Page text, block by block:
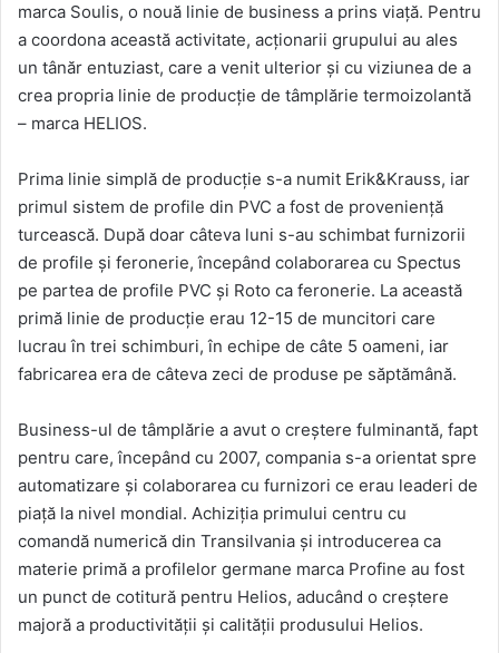
marca Soulis, o nouă linie de business a prins viață. Pentru
a coordona această activitate, acționarii grupului au ales
un tânăr entuziast, care a venit ulterior și cu viziunea de a
crea propria linie de producție de tâmplărie termoizolantă
– marca HELIOS.
Prima linie simplă de producție s-a numit Erik&Krauss, iar
primul sistem de profile din PVC a fost de proveniență
turcească. După doar câteva luni s-au schimbat furnizorii
de profile și feronerie, începând colaborarea cu Spectus
pe partea de profile PVC și Roto ca feronerie. La această
primă linie de producție erau 12-15 de muncitori care
lucrau în trei schimburi, în echipe de câte 5 oameni, iar
fabricarea era de câteva zeci de produse pe săptămână.
Business-ul de tâmplărie a avut o creștere fulminantă, fapt
pentru care, începând cu 2007, compania s-a orientat spre
automatizare și colaborarea cu furnizori ce erau leaderi de
piață la nivel mondial. Achiziția primului centru cu
comandă numerică din Transilvania și introducerea ca
materie primă a profilelor germane marca Profine au fost
un punct de cotitură pentru Helios, aducând o creștere
majoră a productivității și calității produsului Helios.